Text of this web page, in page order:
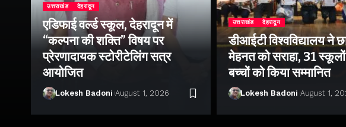
उत्तराखंड देहरादून
एडिफाई वर्ल्ड स्कूल, देहरादून में
“कल्पना की शक्ति” विषय पर
प्रेरणादायक स्टोरीटेलिंग सत्र
आयोजित
Lokesh Badoni August 1, 2026
उत्तराखंड देहरादून
डीआईटी विश्वविद्यालय ने
मेहनत को सराहा, 31
बच्चों को किया सम्मानित
Lokesh Badoni August 1,